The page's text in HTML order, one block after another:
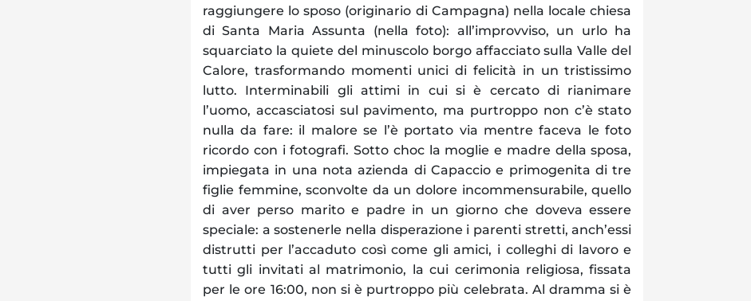
raggiungere lo sposo (originario di Campagna) nella locale chiesa
di Santa Maria Assunta (nella foto): all’improvviso, un urlo ha
squarciato la quiete del minuscolo borgo affacciato sulla Valle del
Calore, trasformando momenti unici di felicità in un tristissimo
lutto. Interminabili gli attimi in cui si è cercato di rianimare
l’uomo, accasciatosi sul pavimento, ma purtroppo non c’è stato
nulla da fare: il malore se l’è portato via mentre faceva le foto
ricordo con i fotografi. Sotto choc la moglie e madre della sposa,
impiegata in una nota azienda di Capaccio e primogenita di tre
figlie femmine, sconvolte da un dolore incommensurabile, quello
di aver perso marito e padre in un giorno che doveva essere
speciale: a sostenerle nella disperazione i parenti stretti, anch’essi
distrutti per l’accaduto così come gli amici, i colleghi di lavoro e
tutti gli invitati al matrimonio, la cui cerimonia religiosa, fissata
per le ore 16:00, non si è purtroppo più celebrata. Al dramma si è